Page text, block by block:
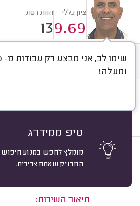
ציון כללי
9.69
חוות דעת
13
ומעלה!
טיפ ממידרג
מומלץ לחפש במנוע
המדויק שאתם צריכים.
חוות דעת ממוצע
רפי א. מודיעין.
אשרור: 08/07/2026
תיאור השירות: